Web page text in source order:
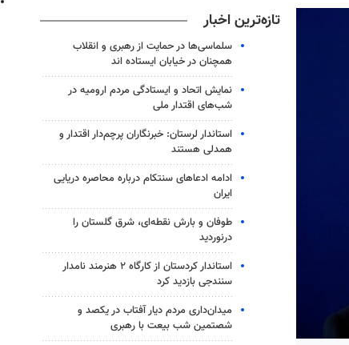
تازه‌ترین اخبار
سلماسی‌ها در حمایت از رهبری و انقلاب
همچنان در خیابان ایستاده اند
نمایش اتحاد و ایستادگی مردم ارومیه در
شب‌های اقتدار ملی
استاندار لرستان: خبرنگاران پرچم‌دار اقتدار و
همدلی هستند
ادامه ادعاهای سنتکام درباره محاصره دریایی
ایران
طوفان و بارش نقطه‌ای، شرق گلستان را
درنوردید
استاندار کردستان از کارگاه ۲ هنرمند نامدار
سنندجی بازدید کرد
میدان‌داری مردم دیار آفتاب در یکصد و
شصتمین شب بیعت با رهبری